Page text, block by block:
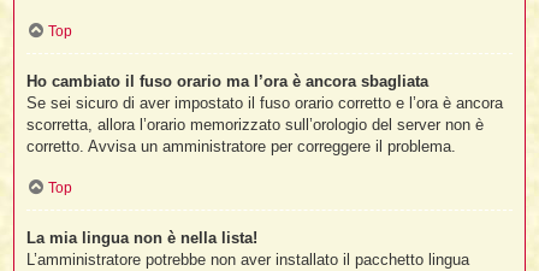
Top
Ho cambiato il fuso orario ma l’ora è ancora sbagliata
Se sei sicuro di aver impostato il fuso orario corretto e l’ora è ancora
scorretta, allora l’orario memorizzato sull’orologio del server non è
corretto. Avvisa un amministratore per correggere il problema.
Top
La mia lingua non è nella lista!
L’amministratore potrebbe non aver installato il pacchetto lingua